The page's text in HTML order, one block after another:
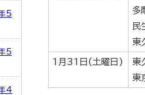
多
民
東
1月31日(土曜日)
東
東
5
5
4